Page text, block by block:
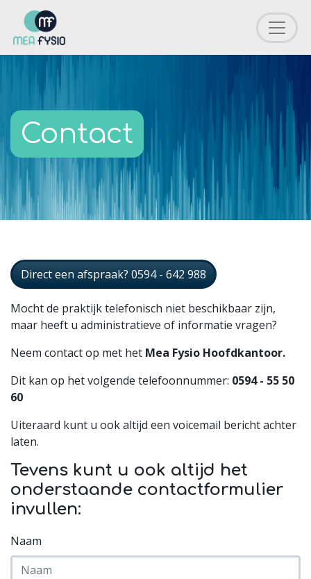
Contact
Direct een afspraak? 0594 - 642 988
Mocht de praktijk telefonisch niet beschikbaar zijn,
maar heeft u administratieve of informatie vragen?
Neem contact op met het Mea Fysio Hoofdkantoor.
Dit kan op het volgende telefoonnummer: 0594 - 55 50
60
Uiteraard kunt u ook altijd een voicemail bericht achter
laten.
Tevens kunt u ook altijd het
onderstaande contactformulier
invullen:
Naam